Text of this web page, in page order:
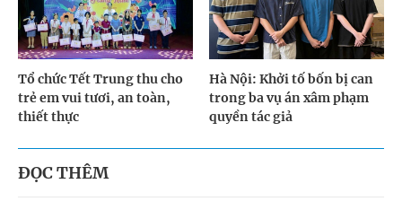
Tổ chức Tết Trung thu cho
trẻ em vui tươi, an toàn,
thiết thực
Hà Nội: Khởi tố bốn bị can
trong ba vụ án xâm phạm
quyền tác giả
ĐỌC THÊM